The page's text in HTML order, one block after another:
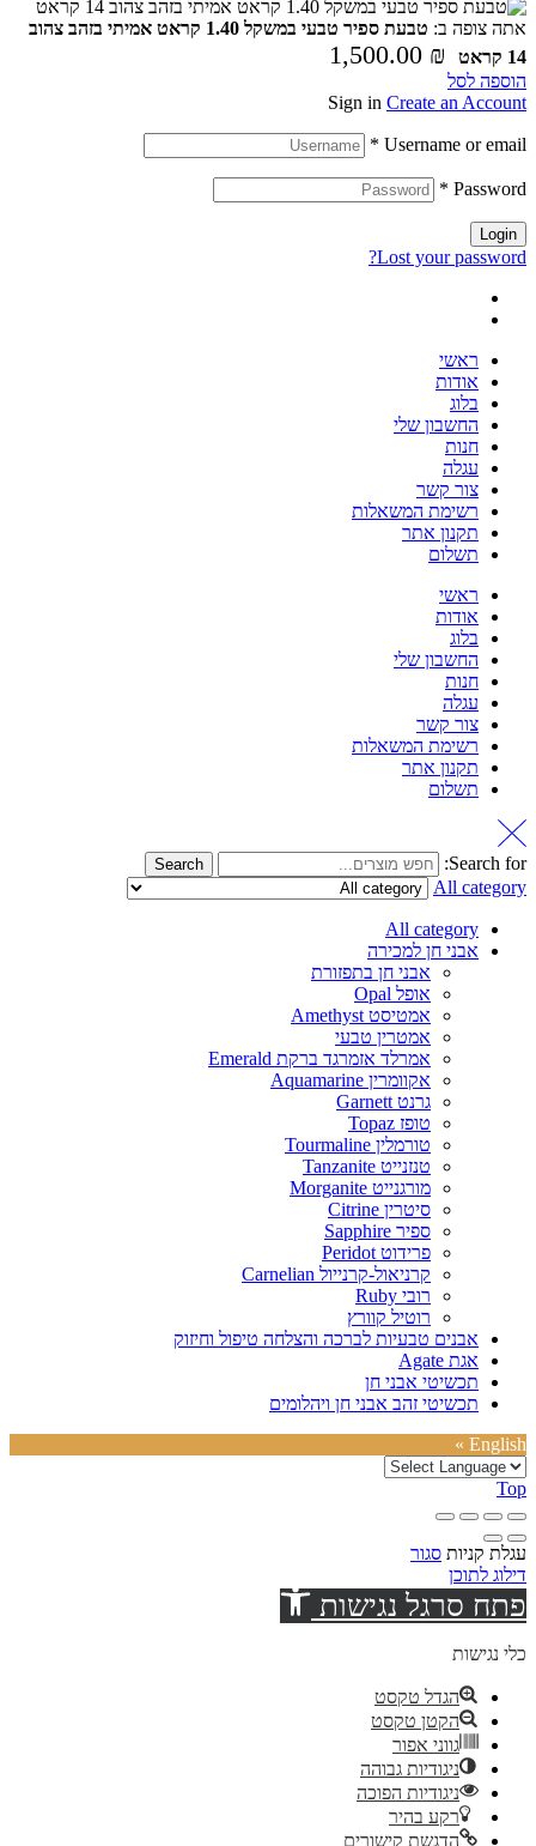
אתה צופה ב:
טבעת ספיר טבעי במשקל 1.40 קראט אמיתי בזהב צהוב
14 קראט
1,500.00 ₪
הוספה לסל
Sign in Create an Account
Username or email
*
Password
*
Login
Lost your password?
ראשי
אודות
בלוג
החשבון שלי
חנות
עגלה
צור קשר
רשימת המשאלות
תקנון אתר
תשלום
ראשי
אודות
בלוג
החשבון שלי
חנות
עגלה
צור קשר
רשימת המשאלות
תקנון אתר
תשלום
Search for:
Search
All category
All category
אבני חן למכירה
אבני חן בתפזורת
אופל Opal
אמטיסט Amethyst
אמטרין טבעי
אמרלד אזמרגד ברקת Emerald
אקוומרין Aquamarine
גרנט Garnett
טופז Topaz
טורמלין Tourmaline
טנזנייט Tanzanite
מורגנייט Morganite
סיטרין Citrine
ספיר Sapphire
פרידוט Peridot
קרניאול-קרנייול Carnelian
רובי Ruby
רוטיל קוורץ
אבנים טבעיות לברכה והצלחה טיפול וחיזוק
אגת Agate
תכשיטי אבני חן
תכשיטי זהב אבני חן ויהלומים
English »
Top
עגלת קניות סגור
דילוג לתוכן
פתח סרגל נגישות
כלי נגישות
הגדל טקסט
הקטן טקסט
גווני אפור
ניגודיות גבוהה
ניגודיות הפוכה
רקע בהיר
הדגשת קישורים